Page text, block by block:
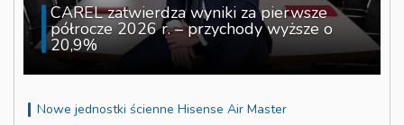
CAREL zatwierdza wyniki za pierwsze
półrocze 2026 r. – przychody wyższe o
20,9%
Nowe jednostki ścienne Hisense Air Master